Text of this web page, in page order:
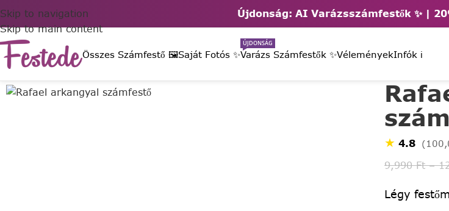
Újdonság: AI Varázsszámfestők ✨ | 2
Skip to navigation
Skip to main content
Összes Számfestő 🖼️Saját Fotós ✨Varázs Számfestők ✨
ÚJDONSÁG
VéleményekInfók ℹ️
★ 4.8
9,990Ft –
Légy